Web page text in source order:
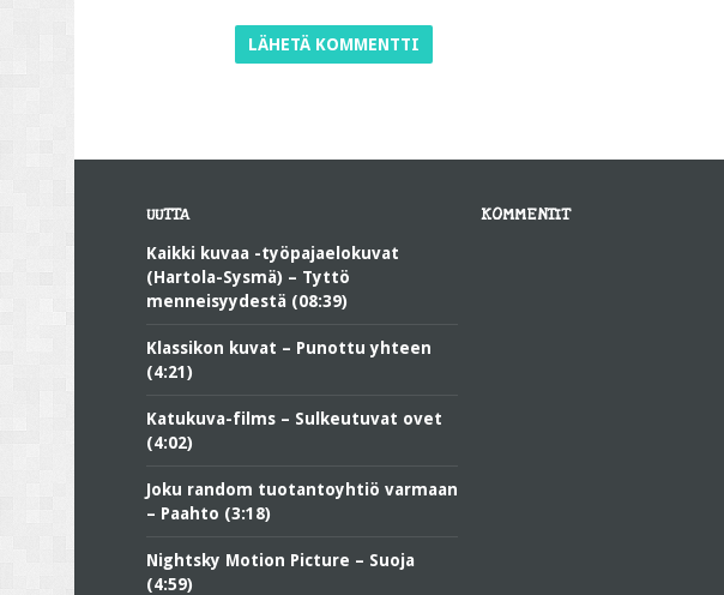
UUTTA
Kaikki kuvaa -työpajaelokuvat
(Hartola-Sysmä) – Tyttö
menneisyydestä (08:39)
Klassikon kuvat – Punottu yhteen
(4:21)
Katukuva-films – Sulkeutuvat ovet
(4:02)
Joku random tuotantoyhtiö varmaan
– Paahto (3:18)
Nightsky Motion Picture – Suoja
(4:59)
KOMMENTIT